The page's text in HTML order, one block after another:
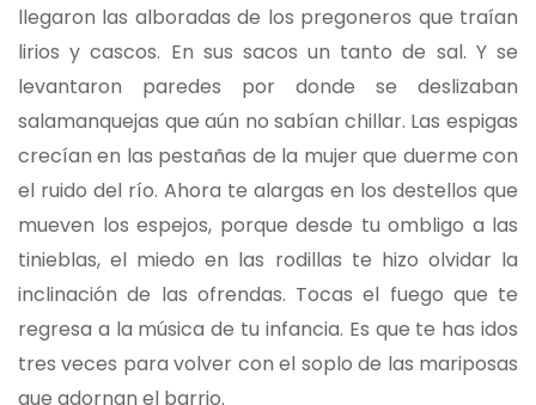
llegaron las alboradas de los pregoneros que traían
lirios y cascos. En sus sacos un tanto de sal. Y se
levantaron paredes por donde se deslizaban
salamanquejas que aún no sabían chillar. Las espigas
crecían en las pestañas de la mujer que duerme con
el ruido del río. Ahora te alargas en los destellos que
mueven los espejos, porque desde tu ombligo a las
tinieblas, el miedo en las rodillas te hizo olvidar la
inclinación de las ofrendas. Tocas el fuego que te
regresa a la música de tu infancia. Es que te has idos
tres veces para volver con el soplo de las mariposas
que adornan el barrio.